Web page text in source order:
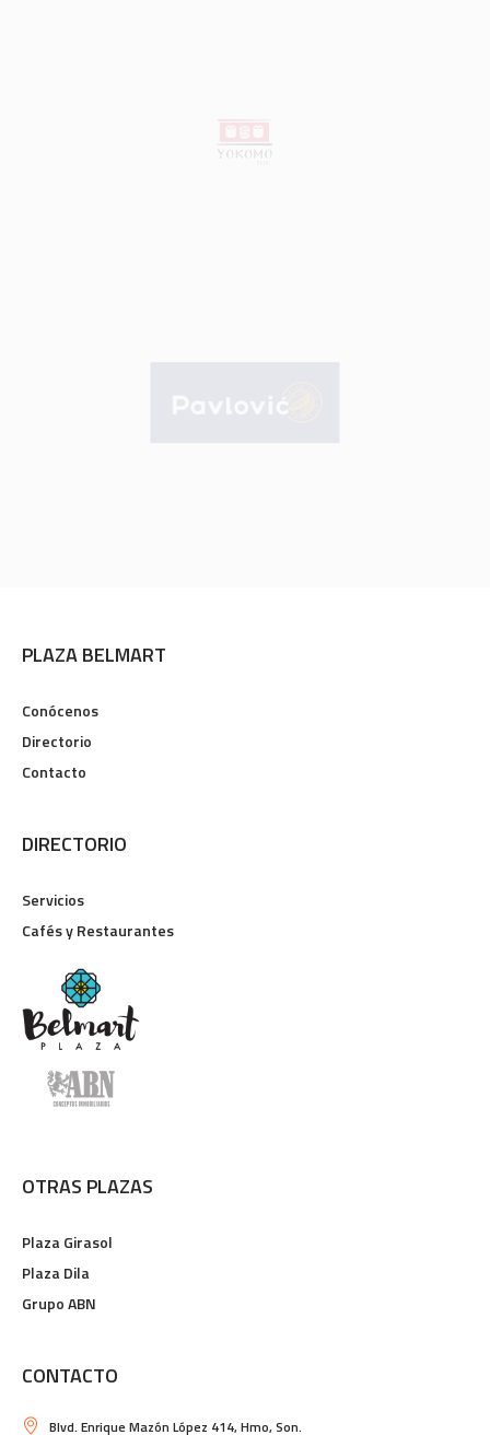
PLAZA BELMART
Conócenos
Directorio
Contacto
DIRECTORIO
Servicios
Cafés y Restaurantes
OTRAS PLAZAS
Plaza Girasol
Plaza Dila
Grupo ABN
CONTACTO
Blvd. Enrique Mazón López 414, Hmo, Son.